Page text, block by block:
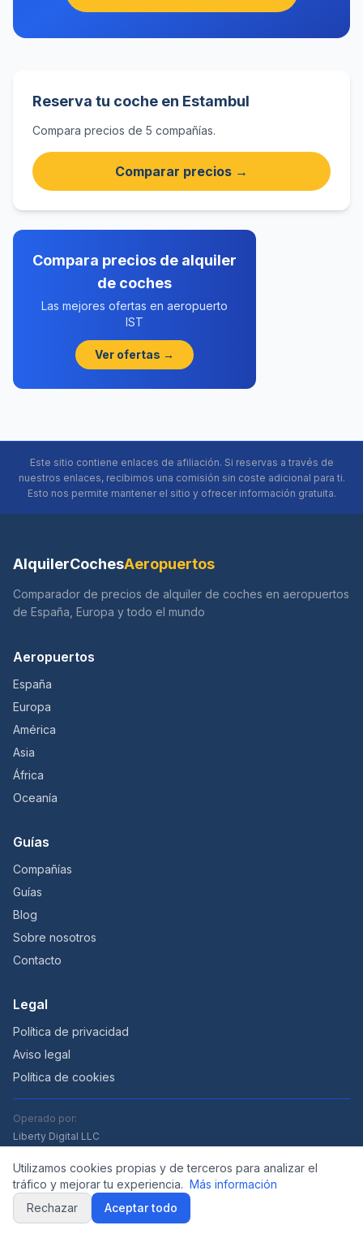
Reserva tu coche en Estambul
Compara precios de 5 compañías.
Comparar precios →
Compara precios de alquiler
de coches
Las mejores ofertas en aeropuerto
IST
Ver ofertas →
Este sitio contiene enlaces de afiliación. Si reservas a través de
nuestros enlaces, recibimos una comisión sin coste adicional para ti.
Esto nos permite mantener el sitio y ofrecer información gratuita.
AlquilerCochesAeropuertos
Comparador de precios de alquiler de coches en aeropuertos
de España, Europa y todo el mundo
Aeropuertos
España
Europa
América
Asia
África
Oceanía
Guías
Compañías
Guías
Blog
Sobre nosotros
Contacto
Legal
Política de privacidad
Aviso legal
Política de cookies
Operado por:
Liberty Digital LLC
© 2026 alquilercochesaeropuertos.com — Un proyecto de Liberty
Digital LLC.
Utilizamos cookies propias y de terceros para analizar el
tráfico y mejorar tu experiencia. Más información
Rechazar
Aceptar todo